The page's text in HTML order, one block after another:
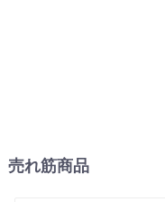
売れ筋商品